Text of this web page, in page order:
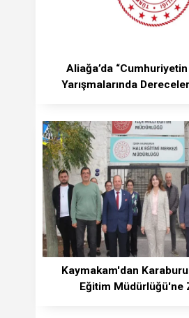
Aliağa’da “Cumhuriyetin
Yarışmalarında
Kaymakam'dan
Eğitim Müdürlüğü'ne